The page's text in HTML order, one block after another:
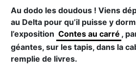
Au dodo les doudous ! Viens
au Delta pour qu’il puisse y
l’exposition Contes au carré ,
géantes, sur les tapis, dans la
remplie de livres.